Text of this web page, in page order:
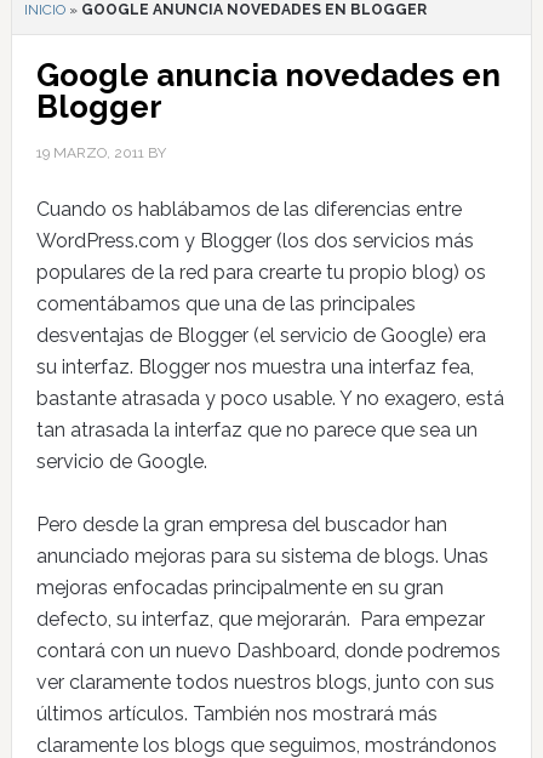
INICIO» GOOGLE ANUNCIA NOVEDADES EN BLOGGER
Google anuncia novedades en
Blogger
19 MARZO, 2011BY
Cuando os hablábamos de las diferencias entre
WordPress.com y Blogger (los dos servicios más
populares de la red para crearte tu propio blog) os
comentábamos que una de las principales
desventajas de Blogger (el servicio de Google) era
su interfaz. Blogger nos muestra una interfaz fea,
bastante atrasada y poco usable. Y no exagero, está
tan atrasada la interfaz que no parece que sea un
servicio de Google.
Pero desde la gran empresa del buscador han
anunciado mejoras para su sistema de blogs. Unas
mejoras enfocadas principalmente en su gran
defecto, su interfaz, que mejorarán. Para empezar
contará con un nuevo Dashboard, donde podremos
ver claramente todos nuestros blogs, junto con sus
últimos artículos. También nos mostrará más
claramente los blogs que seguimos, mostrándonos